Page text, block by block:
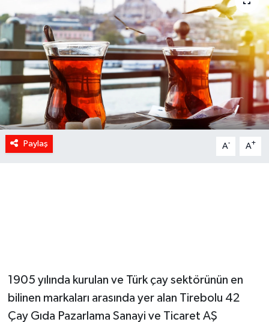
Paylaş A- A+
1905 yılında kurulan ve Türk çay sektörünün en
bilinen markaları arasında yer alan Tirebolu 42
Çay Gıda Pazarlama Sanayi ve Ticaret AŞ